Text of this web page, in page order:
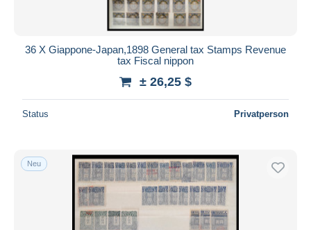
36 X Giappone-Japan,1898 General tax Stamps Revenue
tax Fiscal nippon
± 26,25 $
Status Privatperson
Neu